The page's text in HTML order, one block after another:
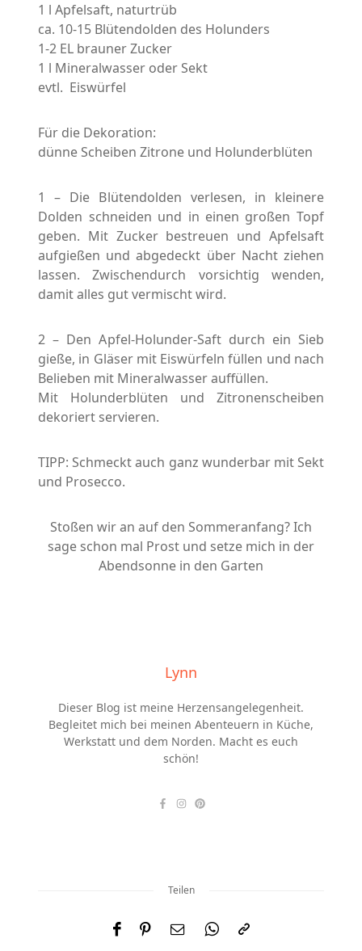
1 l Apfelsaft, naturtrüb
ca. 10-15 Blütendolden des Holunders
1-2 EL brauner Zucker
1 l Mineralwasser oder Sekt
evtl. Eiswürfel
Für die Dekoration:
dünne Scheiben Zitrone und Holunderblüten
1 – Die Blütendolden verlesen, in kleinere
Dolden schneiden und in einen großen Topf
geben. Mit Zucker bestreuen und Apfelsaft
aufgießen und abgedeckt über Nacht ziehen
lassen. Zwischendurch vorsichtig wenden,
damit alles gut vermischt wird.
2 – Den Apfel-Holunder-Saft durch ein Sieb
gieße, in Gläser mit Eiswürfeln füllen und nach
Belieben mit Mineralwasser auffüllen.
Mit Holunderblüten und Zitronenscheiben
dekoriert servieren.
TIPP: Schmeckt auch ganz wunderbar mit Sekt
und Prosecco.
Stoßen wir an auf den Sommeranfang? Ich
sage schon mal Prost und setze mich in der
Abendsonne in den Garten
Lynn
Dieser Blog ist meine Herzensangelegenheit.
Begleitet mich bei meinen Abenteuern in Küche,
Werkstatt und dem Norden. Macht es euch
schön!
Teilen